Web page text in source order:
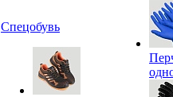
Спецобувь